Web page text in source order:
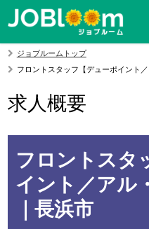
ジョブルームトップ
フロントスタッフ【デューポイント
求人概要
フロントスタ
イント／アル
｜長浜市